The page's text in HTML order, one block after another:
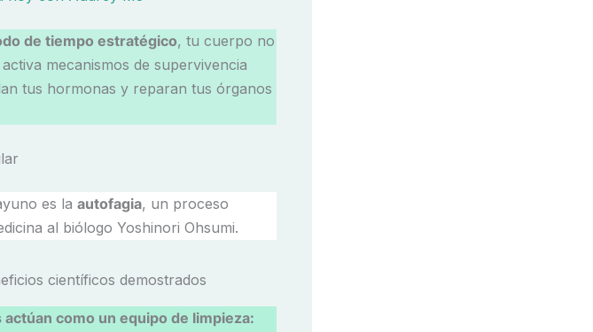
de tiempo estratégico, tu cuerpo no
mecanismos de supervivencia
tus hormonas y reparan tus órganos
es la autofagia, un proceso
al biólogo Yoshinori Ohsumi.
como un equipo de limpieza: